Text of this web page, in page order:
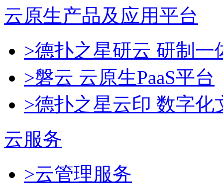
云原生产品及应用平台
>德扑之星研云 研制
>磐云 云原生PaaS平台
>德扑之星云印 数字化
云服务
>云管理服务